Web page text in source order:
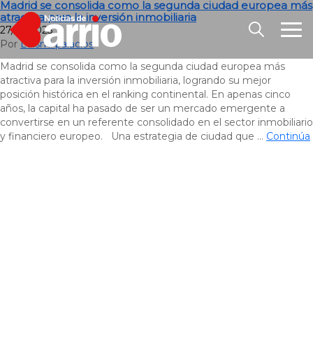
Madrid se consolida como la segunda ciudad europea más
atractiva para la inversión inmobiliaria
27/10/2025
PorLuismi palacios
Madrid se consolida como la segunda ciudad europea más
atractiva para la inversión inmobiliaria, logrando su mejor
posición histórica en el ranking continental. En apenas cinco
años, la capital ha pasado de ser un mercado emergente a
convertirse en un referente consolidado en el sector inmobiliario
y financiero europeo. Una estrategia de ciudad que … Continúa